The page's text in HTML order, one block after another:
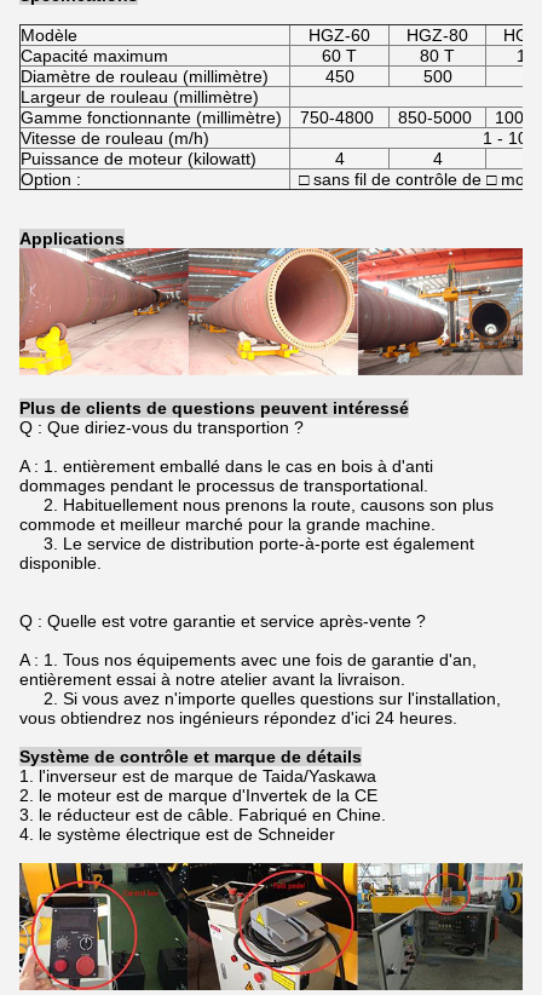
Modèle HGZ-60 HGZ-80
Capacité maximum
60 T 80 T
Diamètre de rouleau (millimètre)
450 500
Largeur de rouleau (millimètre)
Gamme fonctionnante (millimètre)
750-4800 850-5000
Vitesse de rouleau (m/h)
1 -
Puissance de moteur (kilowatt)
4 4
Option :
□ sans fil de contrôle de □
Applications
Plus de clients de questions peuvent intéressé
Q : Que diriez-vous du transportion ?
A : 1. entièrement emballé dans le cas en bois à d'anti
dommages pendant le processus de transportational.
2. Habituellement nous prenons la route, causons son plus
commode et meilleur marché pour la grande machine.
3. Le service de distribution porte-à-porte est également
disponible.
Q : Quelle est votre garantie et service après-vente ?
A : 1. Tous nos équipements avec une fois de garantie d'an,
entièrement essai à notre atelier avant la livraison.
2. Si vous avez n'importe quelles questions sur l'installation,
vous obtiendrez nos ingénieurs répondez d'ici 24 heures.
Système de contrôle et marque de détails
1. l'inverseur est de marque de Taida/Yaskawa
2. le moteur est de marque d'Invertek de la CE
3. le réducteur est de câble. Fabriqué en Chine.
4. le système électrique est de Schneider